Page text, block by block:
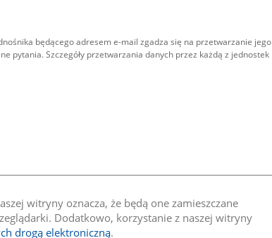
witryny oznacza, że będą one zamieszczane
Dodatkowo, korzystanie z naszej witryny
drogą elektroniczną.
będącego adresem e-mail zgadza się na przetwarzanie jego
pytania. Szczegóły przetwarzania danych przez każdą z jednostek